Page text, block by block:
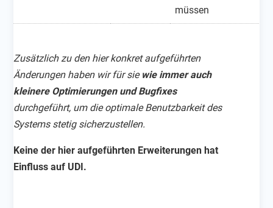
müssen
Zusätzlich zu den hier konkret aufgeführten
Änderungen haben wir für sie wie immer auch
kleinere Optimierungen und Bugfixes
durchgeführt, um die optimale Benutzbarkeit des
Systems stetig sicherzustellen.
Keine der hier aufgeführten Erweiterungen hat
Einfluss auf UDI.